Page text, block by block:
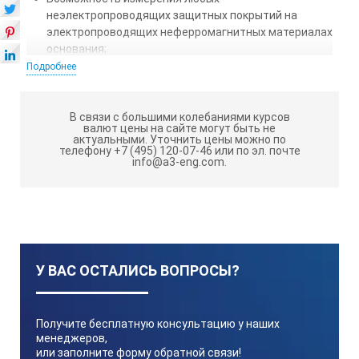
неэлектропроводящих защитных покрытий на
электропроводящих неферромагнитных материалах
основания;
Режимы измерений: непрерывный/точечный;
Функция печати результатов измерения в реальном
масштабе времени или из внутренней памяти на
принтере TA220S;
Технические характеристики толщиномера
покрытий TT 230:
Принцип работы
Подробнее
В связи с большими колебаниями курсов
валют цены на сайте могут быть не
актуальными. Уточнить цены можно по
телефону +7 (495) 120-07-46 или по эл. почте
info@a3-eng.com.
У ВАС ОСТАЛИСЬ ВОПРОСЫ?
Получите бесплатную консультацию у наших
менеджеров,
или заполните форму обратной связи!